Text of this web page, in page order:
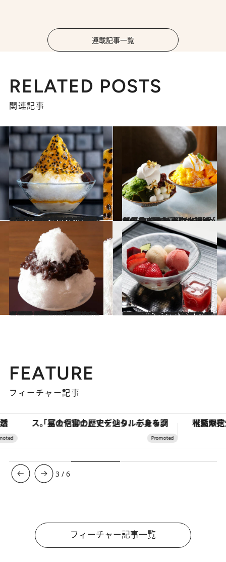
連載記事一覧
RELATED POSTS
関連記事
2025.6.24
【TORAYA GINZA】猛暑のご褒美はパッションフルーツと白餡のかき氷、レモンとマスカルポーネの清々しい“きんとん”も
グルメ 2025.7.5
【3,400円の高級かき氷が気になる！】東京・横浜の優美なホテルでリゾート気分で味わう、大人のかき氷7選
グルメ
2025.7.5
【猛暑に効く！】東京のカフェ・専門店で味わう、大人のこだわりかき氷7選《老舗の氷あずき・カカオ香るかき氷ほか》
グルメ 2025.4.10
1周年を迎えた【TORAYA GINZA】。スパイスや日本酒を使ったできたての和菓子、いちごたっぷりのあんみつも限定で登場！
グルメ
FEATURE
フィーチャー記事
「星のや富士」でデジタルデトックス。冨士信仰の歴史を辿り、心身を調える。 【夏限定ディナーコース】旬
3 /6
フィーチャー記事一覧